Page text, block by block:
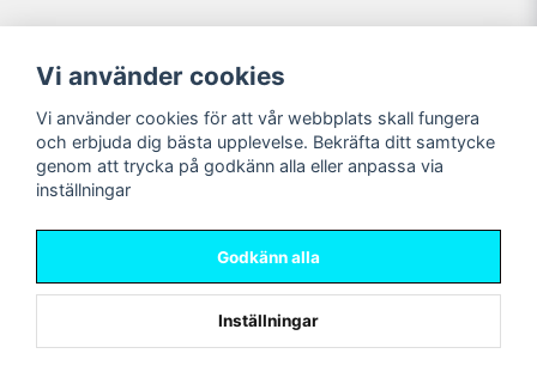
Navigering
Nyheter!
Förbeställning
Mitt konto
Logga in
Registrera dig
Glömt lösenord?
Sociala medier
Vi använder cookies
Vi använder cookies för att vår webbplats skall fungera
och erbjuda dig bästa upplevelse. Bekräfta ditt samtycke
genom att trycka på godkänn alla eller anpassa via
inställningar
Godkänn alla
Inställningar